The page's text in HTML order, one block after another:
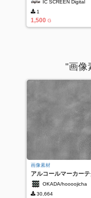
IC SCREEN Digital
1
1,500 G
"画像
画像素材
アルコールマーカーテ
チャ OKADA/hoooojicha
30,664